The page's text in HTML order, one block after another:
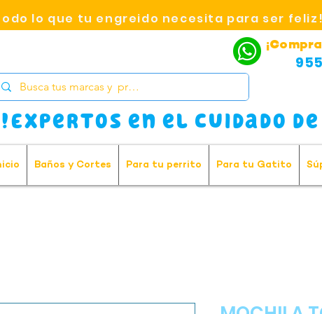
lo que tu engreido necesita para ser feliz!
!Expertos en el cuidado de
Baños y Cortes Para tu perrito Para tu Gatito